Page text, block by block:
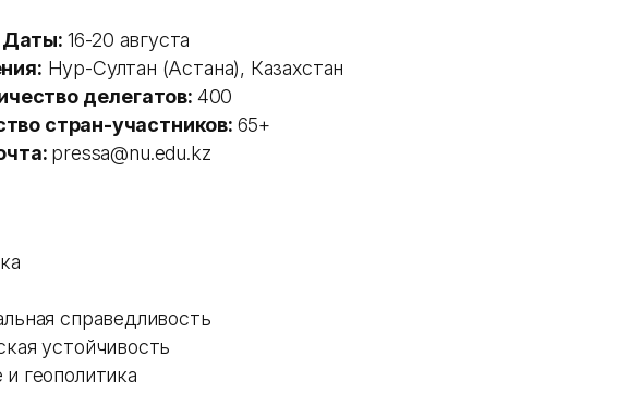
Даты: 16-20 августа
Нур-Султан (Астана), Казахстан
делегатов: 400
стран-участников: 65+
pressa@nu.edu.kz
справедливость
устойчивость
геополитика